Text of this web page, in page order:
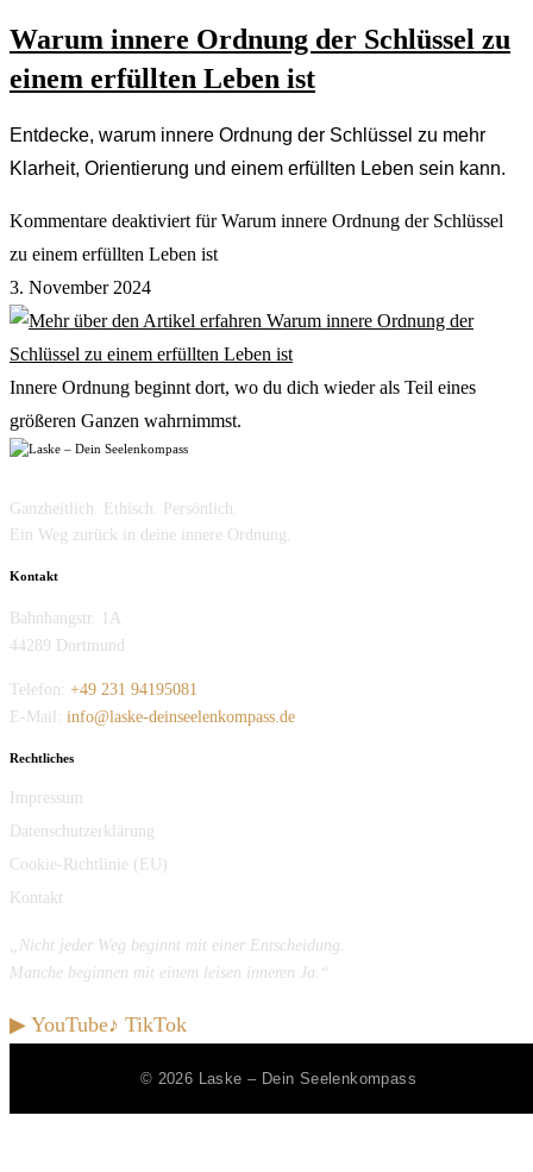
Warum innere Ordnung der Schlüssel zu
einem erfüllten Leben ist
Entdecke, warum innere Ordnung der Schlüssel zu mehr
Klarheit, Orientierung und einem erfüllten Leben sein kann.
Kommentare deaktiviert für Warum innere Ordnung der Schlüssel
zu einem erfüllten Leben ist
3. November 2024
Innere Ordnung beginnt dort, wo du dich wieder als Teil eines
größeren Ganzen wahrnimmst.
Ganzheitlich. Ethisch. Persönlich.
Ein Weg zurück in deine innere Ordnung.
Kontakt
Bahnhangstr. 1A
44289 Dortmund
Telefon: +49 231 94195081
E-Mail: info@laske-deinseelenkompass.de
Rechtliches
Impressum
Datenschutzerklärung
Cookie-Richtlinie (EU)
Kontakt
„Nicht jeder Weg beginnt mit einer Entscheidung.
Manche beginnen mit einem leisen inneren Ja.“
▶ YouTube♪ TikTok
© 2026 Laske – Dein Seelenkompass